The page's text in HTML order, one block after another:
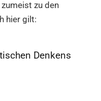
zu den
hier gilt:
Denkens